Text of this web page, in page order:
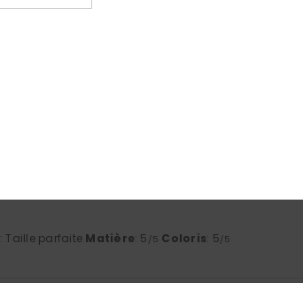
: Taille parfaite Matière: 5 /5 Coloris: 5 /5